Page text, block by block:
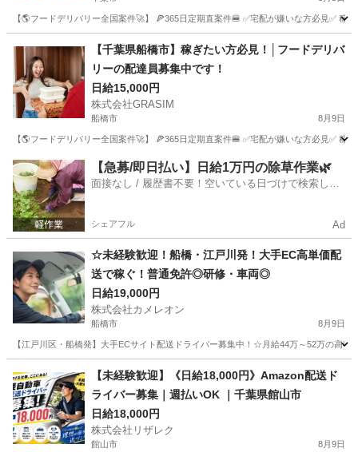
【🌎フードデリバリー全国案件🚀】 🍕365日定期直案件🍔 ✅宅配が嫌いな方必見✅
ドライバー 1件
【千葉県船橋市】稼ぎたい方必見！│フードデリバ
リーの配達員募集中です！
日給15,000円
株式会社GRASIM
船橋市 8月9日
【🌎フードデリバリー全国案件🚀】 🍕365日定期直案件🍔 ✅宅配が嫌いな方必見✅
千葉 船橋市 ドライバー 1件
【急募/即日払い】日給1万円の除草作業🌿
面接なし / 履歴書不要！空いている日づけで検索して
シェアフル Ad
☆未経験歓迎！船橋・江戸川発！大手EC高単価配
送で稼ぐ！普通免許◎研修・車両◎
日給19,000円
株式会社カメレオン
船橋市 8月9日
【江戸川区・船橋発】大手ECサイト配送ドライバー募集中！☆月給44万～52万の高
ドライバー 積み込み
【未経験歓迎】《日給18,000円》Amazon配送ド
ライバー募集｜週払いOK ｜千葉県館山市
日給18,000円
株式会社リザレク
館山市 8月9日